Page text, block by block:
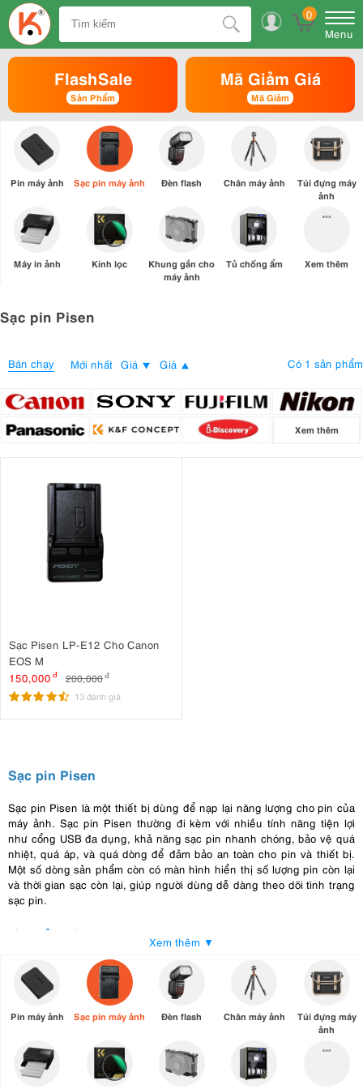
0
Menu
FlashSale
Sản Phẩm
Mã Giảm Giá
Mã Giảm
Pin máy ảnh Sạc pin máy ảnh Đèn flash Chân máy ảnh
Túi đựng máy
ảnh
Máy in ảnh Kính lọc
Khung gắn cho
máy ảnh
Tủ chống ẩm Xem thêm
Sạc pin Pisen
Bán chạy Mới nhất Giá Giá Có 1 sản phẩm
Xem thêm
Sạc Pisen LP-E12 Cho Canon
EOS M
150,000 đ 200,000đ
13 đánh giá
Sạc pin Pisen
Sạc pin Pisen là một thiết bị dùng để nạp lại năng lượng cho pin của
máy ảnh. Sạc pin Pisen thường đi kèm với nhiều tính năng tiện lợi
như cổng USB đa dụng, khả năng sạc pin nhanh chóng, bảo vệ quá
nhiệt, quá áp, và quá dòng để đảm bảo an toàn cho pin và thiết bị.
Một số dòng sản phẩm còn có màn hình hiển thị số lượng pin còn lại
và thời gian sạc còn lại, giúp người dùng dễ dàng theo dõi tình trạng
sạc pin.
Ưu điểm của sạc pin Pisen
Hiệu suất cao
: Sạc pin Pisen thường có hiệu suất sạc nhanh và hiệu
quả, giúp bạn
sạc pinnhanh chóng và tiết kiệm thời gian.
Đa dạng về kết nối:Sạc pin Pisen có nhiều loại kết nối, bao gồm cả
USB, USB-C, và cổng sạc AC. Giúp bạn có thể sạc pin máy ảnh từ
Tương thích đa dạng: Sạc pin Pisen thường được thiết kế để tương
thích với nhiều loại pin máy ảnh khác nhau. Điều này rất tiện lợi, vì
Xem thêm ▼
Pin máy ảnh Sạc pin máy ảnh Đèn flash Chân máy ảnh
Túi đựng máy
ảnh